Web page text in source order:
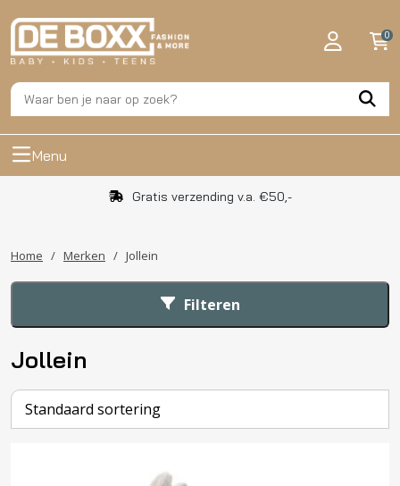
0
Menu
Gratis verzending v.a. €50,-
Home / Merken / Jollein
Filteren
Jollein